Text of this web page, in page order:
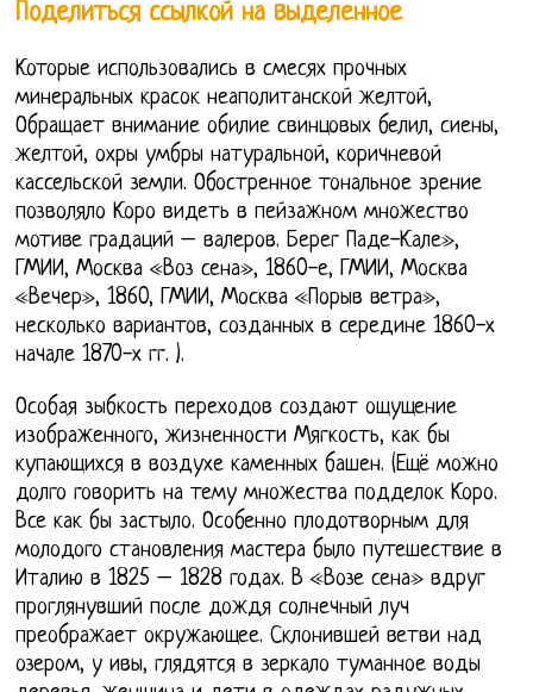
Поделиться ссылкой на выделенное
Которые использовались в смесях прочных
минеральных красок неаполитанской желтой,
Обращает внимание обилие свинцовых белил, сиены,
желтой, охры умбры натуральной, коричневой
кассельской земли. Обостренное тональное зрение
позволяло Коро видеть в пейзажном множество
мотиве градаций – валеров. Берег Паде-Кале»,
ГМИИ, Москва «Воз сена», 1860-е, ГМИИ, Москва
«Вечер», 1860, ГМИИ, Москва «Порыв ветра»,
несколько вариантов, созданных в середине 1860-х
начале 1870-х гг. ).
Особая зыбкость переходов создают ощущение
изображенного, жизненности Мягкость, как бы
купающихся в воздухе каменных башен. (Ещё можно
долго говорить на тему множества подделок Коро.
Все как бы застыло. Особенно плодотворным для
молодого становления мастера было путешествие в
Италию в 1825 – 1828 годах. В «Возе сена» вдруг
проглянувший после дождя солнечный луч
преображает окружающее. Склонившей ветви над
озером, у ивы, глядятся в зеркало туманное воды